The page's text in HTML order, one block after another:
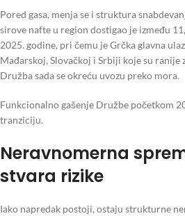
Pored gasa, menja se i struktura
sirove nafte u region dostigao je između
2025. godine, pri čemu je Grčka glavna
Mađarskoj, Slovačkoj i Srbiji koje su ranije
Družba sada se okreću uvozu preko mora.
Funkcionalno gašenje Družbe početkom
tranziciju.
Neravnomerna
stvara rizike
Iako napredak postoji, ostaju strukturne